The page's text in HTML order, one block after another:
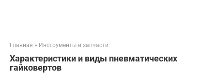
Главная » Инструменты и запчасти
Характеристики и виды пневматических
гайковертов